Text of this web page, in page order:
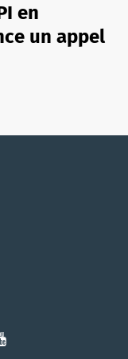
en
un appel